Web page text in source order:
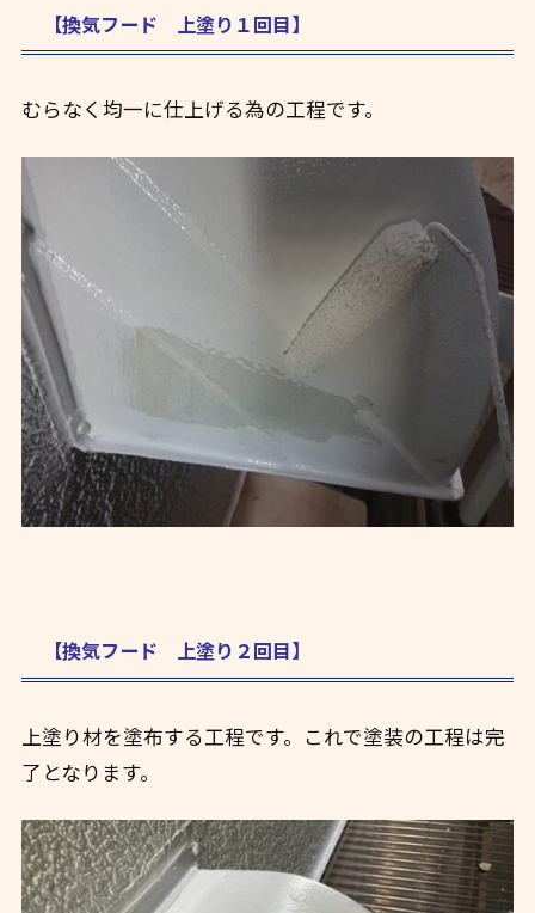
【換気フード 上塗り１回目】
むらなく均一に仕上げる為の工程です。
【換気フード 上塗り２回目】
上塗り材を塗布する工程です。これで塗装の工程は完
了となります。